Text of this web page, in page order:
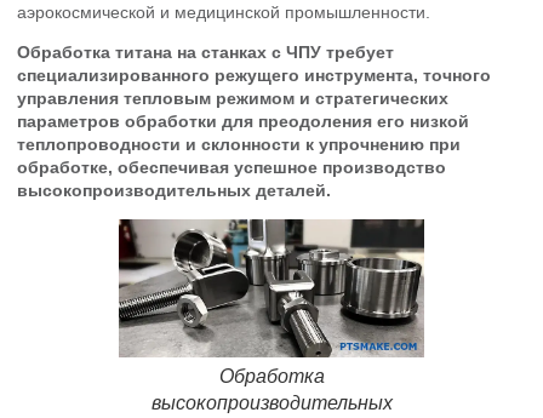
аэрокосмической и медицинской промышленности.
Обработка титана на станках с ЧПУ требует
специализированного режущего инструмента, точного
управления тепловым режимом и стратегических
параметров обработки для преодоления его низкой
теплопроводности и склонности к упрочнению при
обработке, обеспечивая успешное производство
высокопроизводительных деталей.
Обработка
высокопроизводительных